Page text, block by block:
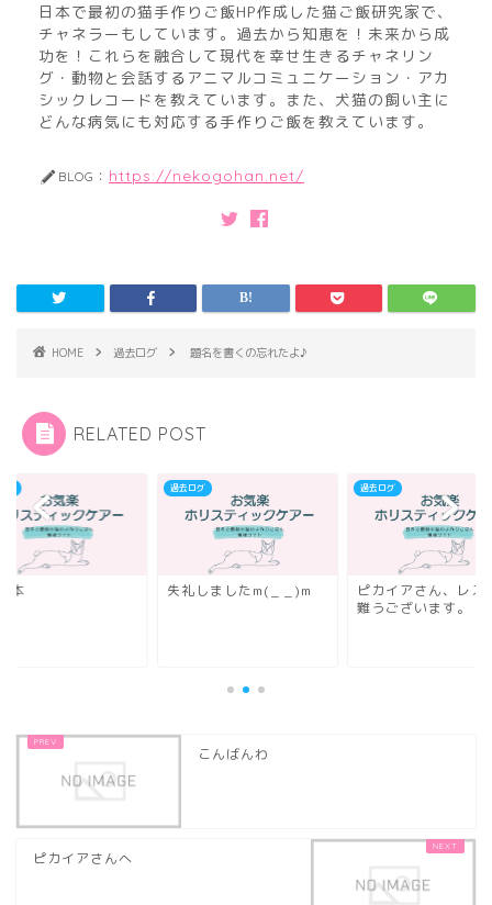
日本で最初の猫手作りご飯HP作成した猫ご飯研究家で、
チャネラーもしています。過去から知恵を！未来から成
功を！これらを融合して現代を幸せ生きるチャネリン
グ・動物と会話するアニマルコミュニケーション・アカ
シックレコードを教えています。また、犬猫の飼い主に
どんな病気にも対応する手作りご飯を教えています。
BLOG： https://nekogohan.net/
HOME 過去ログ 題名を書くの忘れたよ♪
RELATED POST
本
過去ログ
失礼しましたm(_ _)m
過去ログ
ピカイアさん、レス
難うございます。
こんばんわ
ピカイアさんへ